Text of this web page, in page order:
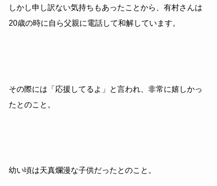
しかし申し訳ない気持ちもあったことから、有村さんは
20歳の時に自ら父親に電話して和解しています。
その際には「応援してるよ」と言われ、非常に嬉しかっ
たとのこと。
幼い頃は天真爛漫な子供だったとのこと。